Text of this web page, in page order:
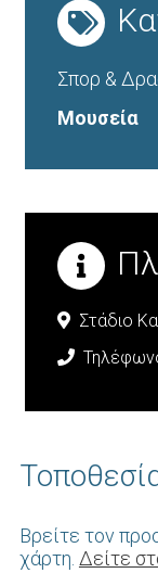
Σπορ &
Μουσεία
Στάδιο
Βρείτε τον
χάρτη. Δείτε